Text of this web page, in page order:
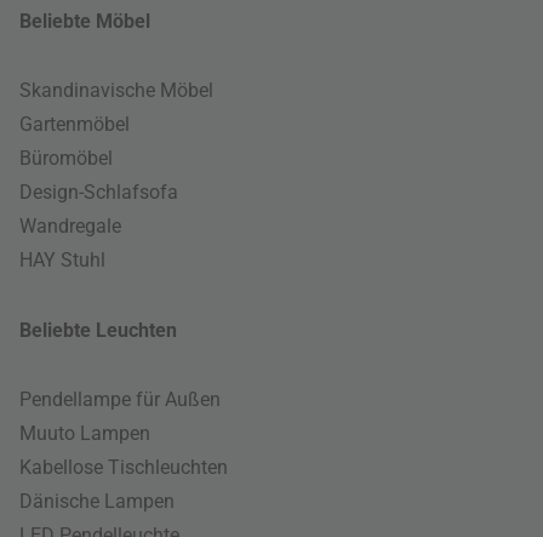
Beliebte Möbel
Skandinavische Möbel
Gartenmöbel
Büromöbel
Design-Schlafsofa
Wandregale
HAY Stuhl
Beliebte Leuchten
Pendellampe für Außen
Muuto Lampen
Kabellose Tischleuchten
Dänische Lampen